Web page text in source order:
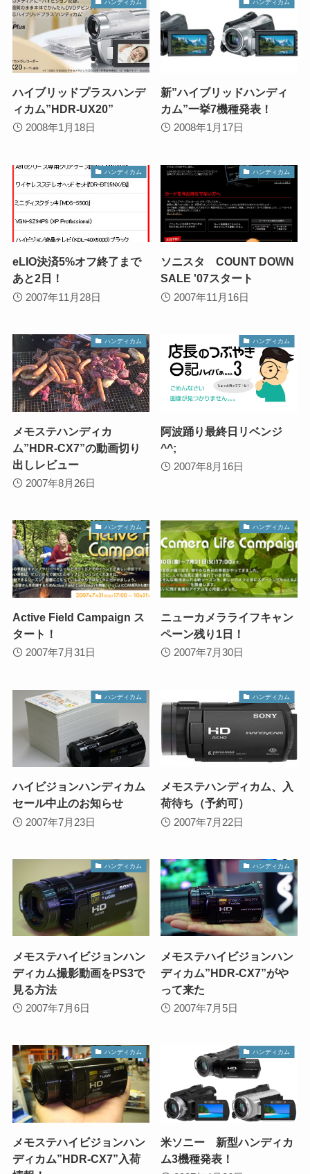
ハンディカム
ハイブリッドプラスハンデ
ィカム”HDR-UX20”
2008年1月18日
ハンディカム
新”ハイブリッドハンディ
カム”一挙7機種発表！
2008年1月17日
ハンディカム
eLIO決済5%オフ終了まで
あと2日！
2007年11月28日
ハンディカム
ソニスタ COUNT DOWN
SALE '07スタート
2007年11月16日
ハンディカム
メモステハンディカ
ム”HDR-CX7”の動画切り
出しレビュー
2007年8月26日
ハンディカム
阿波踊り最終日リベンジ
^^;
2007年8月16日
ハンディカム
Active Field Campaign ス
タート！
2007年7月31日
ハンディカム
ニューカメラライフキャン
ペーン残り1日！
2007年7月30日
ハンディカム
ハイビジョンハンディカム
セール中止のお知らせ
2007年7月23日
ハンディカム
メモステハンディカム、入
荷待ち（予約可）
2007年7月22日
ハンディカム
メモステハイビジョンハン
ディカム撮影動画をPS3で
見る方法
2007年7月6日
ハンディカム
メモステハイビジョンハン
ディカム”HDR-CX7”がや
って来た
2007年7月5日
ハンディカム
メモステハイビジョンハン
ディカム”HDR-CX7”入荷
ハンディカム
米ソニー 新型ハンディカ
ム3機種発表！